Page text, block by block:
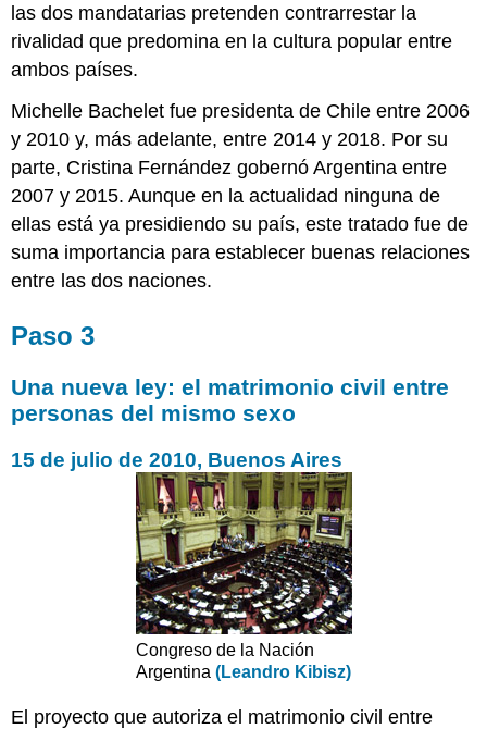
las dos mandatarias pretenden contrarrestar la
rivalidad que predomina en la cultura popular entre
ambos países.
Michelle Bachelet fue presidenta de Chile entre 2006
y 2010 y, más adelante, entre 2014 y 2018. Por su
parte, Cristina Fernández gobernó Argentina entre
2007 y 2015. Aunque en la actualidad ninguna de
ellas está ya presidiendo su país, este tratado fue de
suma importancia para establecer buenas relaciones
entre las dos naciones.
Paso 3
Una nueva ley: el matrimonio civil entre
personas del mismo sexo
15 de julio de 2010, Buenos Aires
Congreso de la Nación
Argentina (Leandro Kibisz)
El proyecto que autoriza el matrimonio civil entre